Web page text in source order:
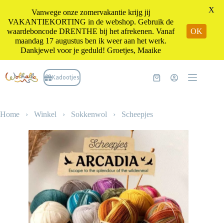
naar
de
Kadootjes Winkelwagen
Home › Winkel › Sokkenwol › Scheepjes
Vanwege onze zomervakantie krijg jij
VAKANTIEKORTING in de webshop. Gebruik de
waardeboncode DRENTHE bij het afrekenen. Vanaf
maandag 17 augustus ben ik weer aan het werk.
Dankjewel voor je geduld! Groetjes, Maaike
OK
X